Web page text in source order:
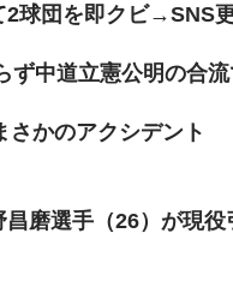
球団を即クビ→SNS
ず中道立憲公明の合
さかのアクシデント
昌磨選手（26）が現